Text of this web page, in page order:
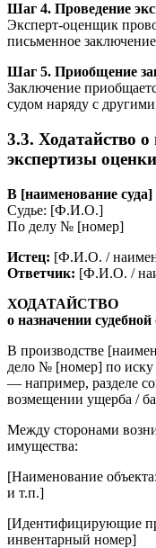
Шаг 4. Проведение
Эксперт-оценщик
письменное
Шаг 5. Приобщение
Заключение
судом наряду с другими
3.3. Ходатайство о
экспертизы
В [наименование суда]
Судье: [Ф.И.О.]
По делу № [номер]
Истец: [Ф.И.О. /
Ответчик: [Ф.И.О. /
ХОДАТАЙСТВО
о назначении
В производстве
дело № [номер] по
— например, разделе
возмещении ущерба /
Между сторонами
имущества:
[Наименование
и т.п.]
[Идентифицирующие
инвентарный номер]